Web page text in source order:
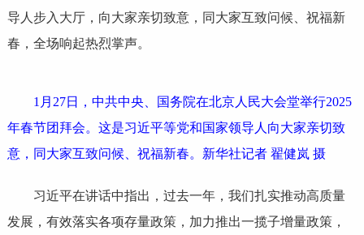
导人步入大厅，向大家亲切致意，同大家互致问候、祝福新
春，全场响起热烈掌声。
1月27日，中共中央、国务院在北京人民大会堂举行2025
年春节团拜会。这是习近平等党和国家领导人向大家亲切致
意，同大家互致问候、祝福新春。新华社记者 翟健岚 摄
习近平在讲话中指出，过去一年，我们扎实推动高质量
发展，有效落实各项存量政策，加力推出一揽子增量政策，